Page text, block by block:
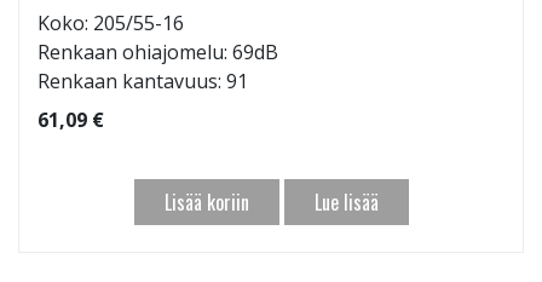
Koko: 205/55-16
Renkaan ohiajomelu: 69dB
Renkaan kantavuus: 91
61,09 €
Lisää koriin Lue lisää